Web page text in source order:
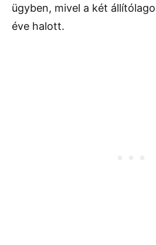
ügyben, mivel a két
éve halott.